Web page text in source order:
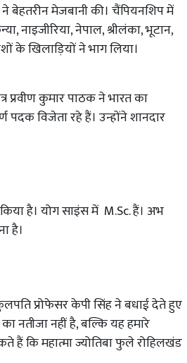
बेहतरीन मेजबानी की। चैंपियनशिप में
नाइजीरिया, नेपाल, श्रीलंका, भूटान,
के खिलाड़ियों ने भाग लिया।
प्रवीण कुमार पाठक ने भारत का
पदक विजेता रहे हैं। उन्होंने शानदार
है। योग साइंस में M.Sc. हैं। अभ
है।
प्रोफेसर केपी सिंह ने बधाई देते हुए
नतीजा नहीं है, बल्कि यह हमारे
हैं कि महात्मा ज्योतिबा फुले रोहिलखंड